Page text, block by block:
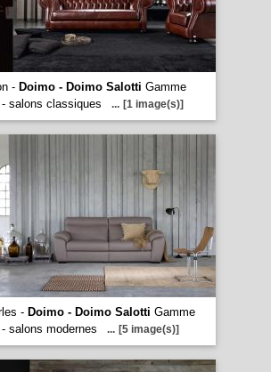
- Doimo - Doimo Salotti Gamme
salons classiques
... [1 image(s)]
- Doimo - Doimo Salotti Gamme
salons modernes
... [5 image(s)]